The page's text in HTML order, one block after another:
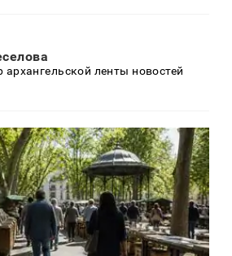
архангельской ленты новостей